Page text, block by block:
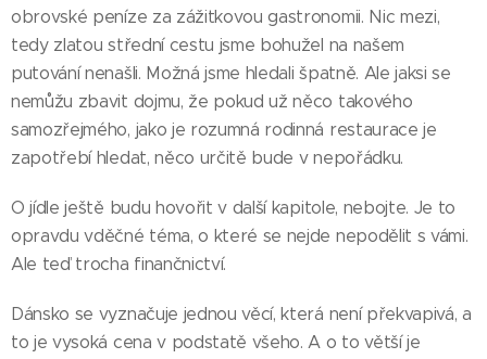
obrovské peníze za zážitkovou gastronomii. Nic mezi,
tedy zlatou střední cestu jsme bohužel na našem
putování nenašli. Možná jsme hledali špatně. Ale jaksi se
nemůžu zbavit dojmu, že pokud už něco takového
samozřejmého, jako je rozumná rodinná restaurace je
zapotřebí hledat, něco určitě bude v nepořádku.
O jídle ještě budu hovořit v další kapitole, nebojte. Je to
opravdu vděčné téma, o které se nejde nepodělit s vámi.
Ale teď trocha finančnictví.
Dánsko se vyznačuje jednou věcí, která není překvapivá, a
to je vysoká cena v podstatě všeho. A o to větší je